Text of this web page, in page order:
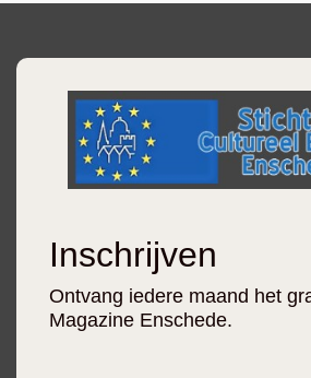
Inschrijven
Ontvang iedere maand het
Magazine Enschede.